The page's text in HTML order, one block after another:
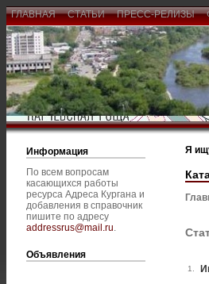
ГЛАВНАЯ СТАТЬИ ПРЕСС-РЕЛИЗЫ
Информация
По всем вопросам
касающихся работы
ресурса Адреса Кургана и
добавления в справочник
пишите по адресу
addressrus@mail.ru.
Объявления
Я
1.